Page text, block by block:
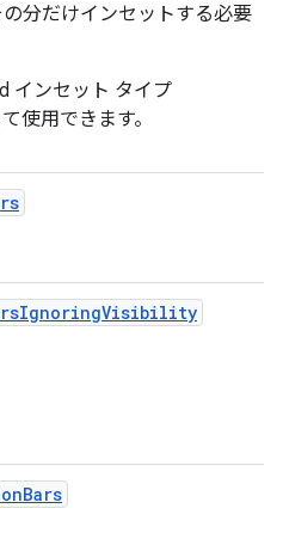
分だけインセットする必要
インセット タイプ
使用できます。